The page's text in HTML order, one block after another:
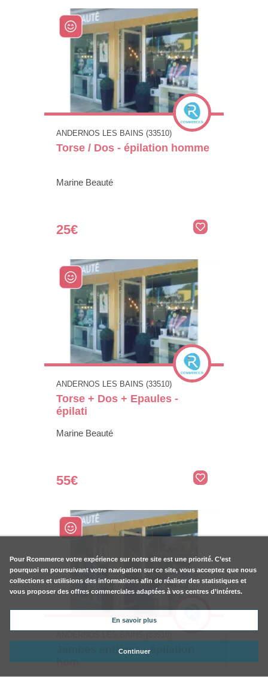
ANDERNOS LES BAINS (33510)
Torse / Dos - épilation homme
Marine Beauté
25€
ANDERNOS LES BAINS (33510)
Torse + Dos + Epaules -
épilati
Marine Beauté
55€
Jambes entières - épilation
hom
Pour Rcommerce votre expérience sur notre site est une priorité. C’est
pourquoi en poursuivant votre navigation sur ce site, vous acceptez que nous
collections et utilisions des informations afin de réaliser des statistiques et
vous proposer des offres commerciales adaptées à vos centres d’intérets.
En savoir plus
Continuer